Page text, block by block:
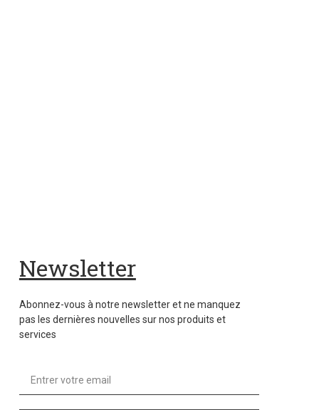
Newsletter
Abonnez-vous à notre newsletter et ne manquez
pas les dernières nouvelles sur nos produits et
services